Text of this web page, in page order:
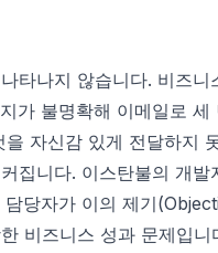
타나지 않습니다. 비즈
가 불명확해 이메일로
자신감 있게 전달하지
집니다. 이스탄불의 개
당자가 이의 제기
비즈니스 성과 문제입니